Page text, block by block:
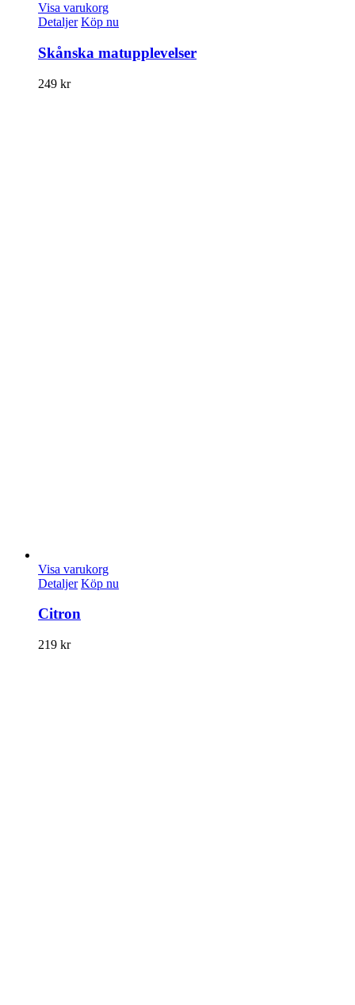
Visa varukorg
Detaljer Köp nu
Skånska matupplevelser
249 kr
Visa varukorg
Detaljer Köp nu
Citron
219 kr